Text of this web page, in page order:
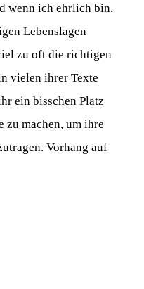
wenn ich ehrlich bin,
Lebenslagen
zu oft die richtigen
vielen ihrer Texte
ein bisschen Platz
zu machen, um ihre
Vorhang auf